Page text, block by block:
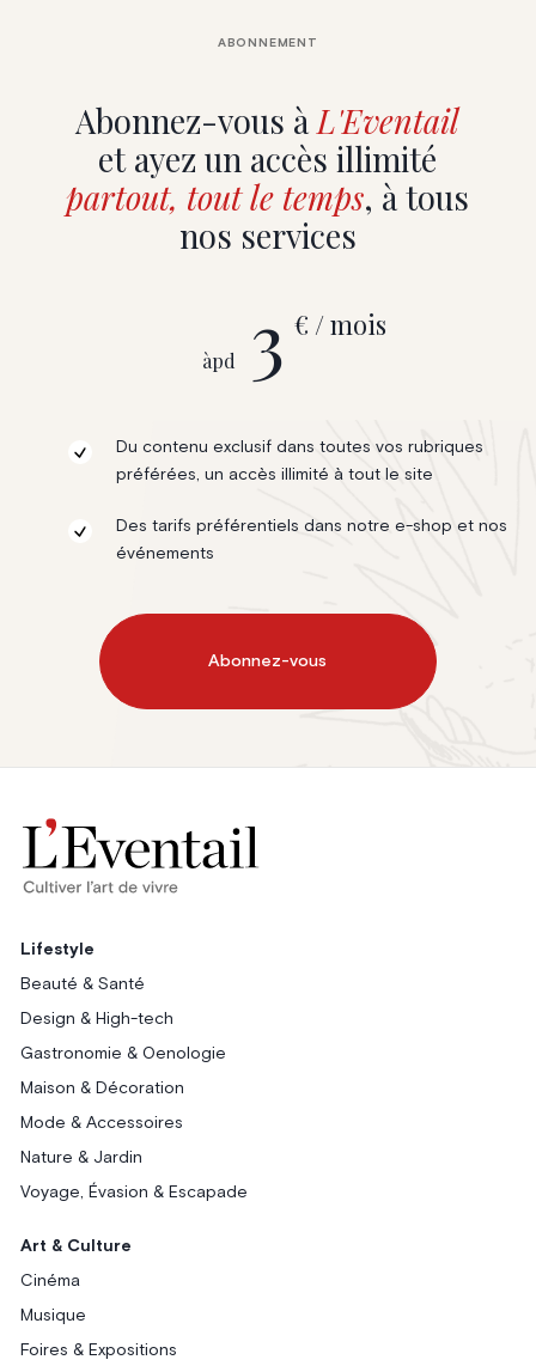
Abonnez-vous àL'Eventail
et ayez un accès illimité
partout, tout le temps, à tous
nos services
ABONNEMENT
àpd 3 € / mois
Du contenu exclusif dans toutes vos rubriques
préférées, un accès illimité à tout le site
Des tarifs préférentiels dans notre e-shop et nos
événements
Abonnez-vous
Lifestyle
Beauté & Santé
Design & High-tech
Gastronomie & Oenologie
Maison & Décoration
Mode & Accessoires
Nature & Jardin
Voyage, Évasion & Escapade
Art & Culture
Cinéma
Musique
Foires & Expositions